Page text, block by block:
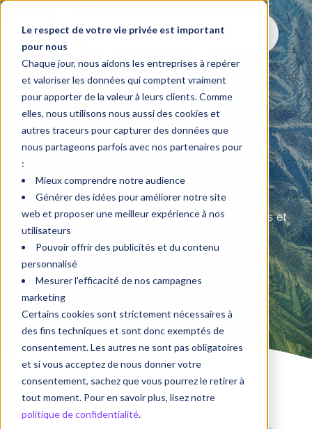
Le respect de votre vie privée est important
pour nous
Chaque jour, nous aidons les entreprises à repérer
et valoriser les données qui comptent vraiment
pour apporter de la valeur à leurs clients. Comme
elles, nous utilisons nous aussi des cookies et
autres traceurs pour capturer des données que
nous partageons parfois avec nos partenaires pour
:
Mieux comprendre notre audience
Générer des idées pour améliorer notre site
web et proposer une meilleur expérience à nos
utilisateurs
Pouvoir offrir des publicités et du contenu
personnalisé
Mesurer l'efficacité de nos campagnes
marketing
Certains cookies sont strictement nécessaires à
des fins techniques et sont donc exemptés de
consentement. Les autres ne sont pas obligatoires
et si vous acceptez de nous donner votre
consentement, sachez que vous pourrez le retirer à
tout moment. Pour en savoir plus, lisez notre
politique de confidentialité.
Nouvelles
Quoi de neuf chez nous?
Découvrez ce qui se passe par chez nous :
nouveaux mandats, succès d’équipe, distinctions et
projets qui nous rendent fiers.